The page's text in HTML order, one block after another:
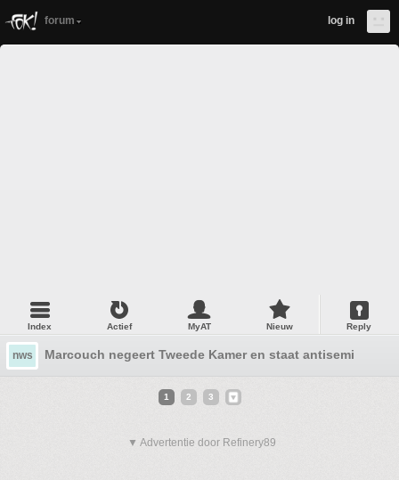
forum log in
Index Actief MyAT Nieuw Reply
nws Marcouch negeert Tweede Kamer en staat antisemitische
1 2 3
▼ Advertentie door Refinery89